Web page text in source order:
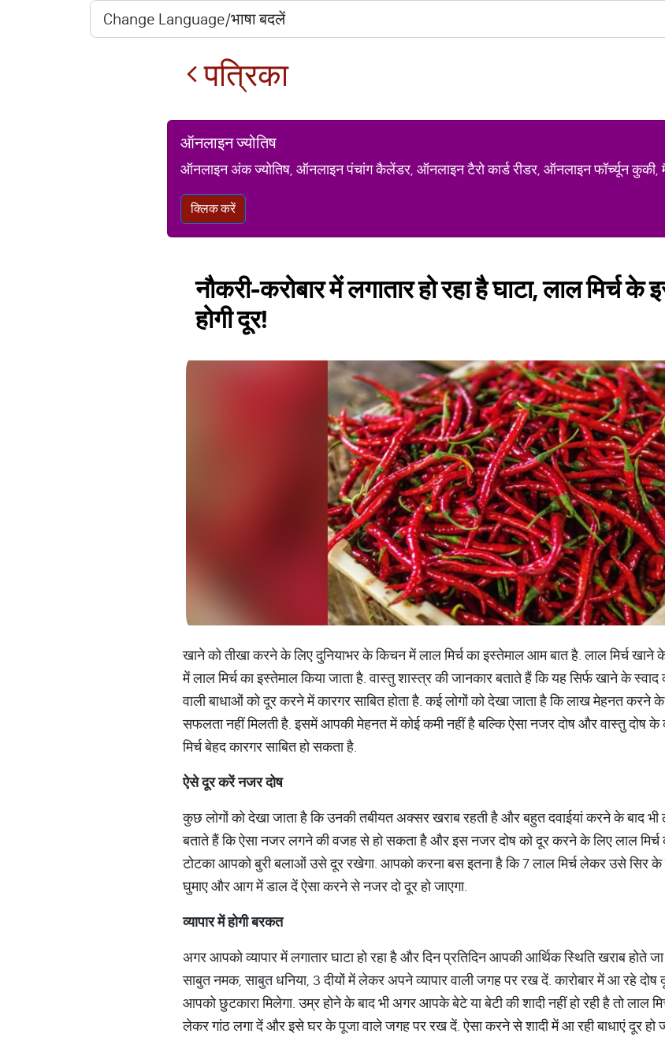
पत्रिका
ऑनलाइन ज्योतिष
ऑनलाइन अंक ज्योतिष, ऑनलाइन पंचांग कैलेंडर, ऑनलाइन टैरो कार्ड रीडर, ऑनलाइन फॉर्च्यून
क्लिक करें
नौकरी-करोबार में लगातार हो रहा है घाटा, लाल मिर्च
होगी दूर!
खाने को तीखा करने के लिए दुनियाभर के किचन में लाल मिर्च का इस्तेमाल आम बात है. लाल मिर्च खाने
में लाल मिर्च का इस्तेमाल किया जाता है. वास्तु शास्त्र की जानकार बताते हैं कि यह सिर्फ खाने के
वाली बाधाओं को दूर करने में कारगर साबित होता है. कई लोगों को देखा जाता है कि लाख मेहनत करने
सफलता नहीं मिलती है. इसमें आपकी मेहनत में कोई कमी नहीं है बल्कि ऐसा नजर दोष और वास्तु दोष के
मिर्च बेहद कारगर साबित हो सकता है.
ऐसेदूरकरेंनजरदोष
कुछ लोगों को देखा जाता है कि उनकी तबीयत अक्सर खराब रहती है और बहुत दवाईयां करने के बाद भी
बताते हैं कि ऐसा नजर लगने की वजह से हो सकता है और इस नजर दोष को दूर करने के लिए लाल मिर्च
टोटका आपको बुरी बलाओं उसे दूर रखेगा. आपको करना बस इतना है कि 7 लाल मिर्च लेकर उसे सिर
घुमाए और आग में डाल दें ऐसा करने से नजर दो दूर हो जाएगा.
व्यापारमेंहोगीबरकत
अगर आपको व्यापार में लगातार घाटा हो रहा है और दिन प्रतिदिन आपकी आर्थिक स्थिति खराब होते
साबुत नमक, साबुत धनिया, 3 दीयों में लेकर अपने व्यापार वाली जगह पर रख दें. कारोबार में आ रहे
आपको छुटकारा मिलेगा. उम्र होने के बाद भी अगर आपके बेटे या बेटी की शादी नहीं हो रही है तो लाल
लेकर गांठ लगा दें और इसे घर के पूजा वाले जगह पर रख दें. ऐसा करने से शादी में आ रही बाधाएं दूर हो